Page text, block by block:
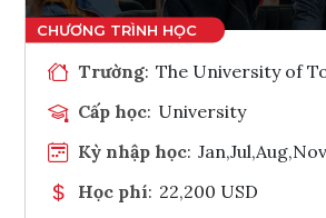
Trường: The University of
Cấp học: University
Kỳ nhập học:
Học phí: 22,200 USD